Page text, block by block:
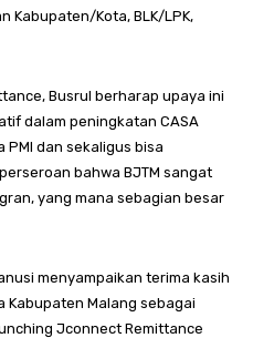
Kabupaten/Kota, BLK/LPK,
Busrul berharap upaya ini
dalam peningkatan CASA
dan sekaligus bisa
bahwa BJTM sangat
yang mana sebagian besar
menyampaikan terima kasih
Kabupaten Malang sebagai
Jconnect Remittance